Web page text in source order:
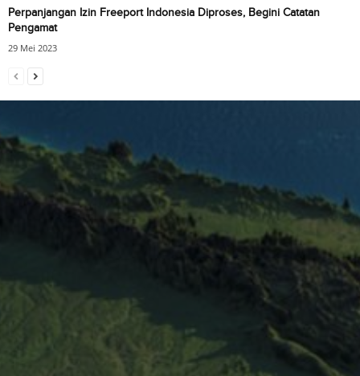
Perpanjangan Izin Freeport Indonesia Diproses, Begini Catatan
Pengamat
29 Mei 2023